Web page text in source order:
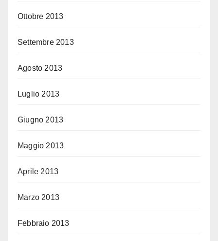
Ottobre 2013
Settembre 2013
Agosto 2013
Luglio 2013
Giugno 2013
Maggio 2013
Aprile 2013
Marzo 2013
Febbraio 2013